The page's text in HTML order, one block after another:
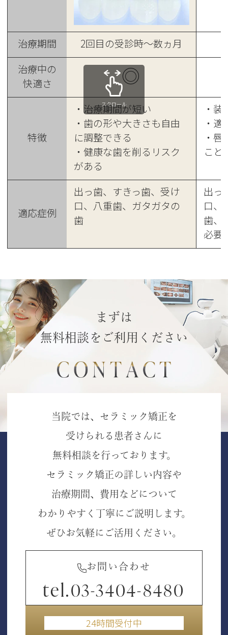
治療期間
2回目の受診時～数ヵ月
治療中の
快適さ
◎
特徴
・治療期間が短い
・歯の形や大きさも自由
に調整できる
・健康な歯を削るリスク
がある
・
・
・
こと
適応症例
出っ歯、すきっ歯、受け
口、八重歯、ガタガタの
歯
出っ
口、
歯、
必要
スクロール
まずは
無料相談をご利用ください
当院では、セラミック矯正を
受けられる患者さんに
無料相談を行っております。
セラミック矯正の詳しい内容や
治療期間、費用などについて
わかりやすく丁寧にご説明します。
ぜひお気軽にご活用ください。
お問い合わせ
tel.03-3404-8480
24時間受付中